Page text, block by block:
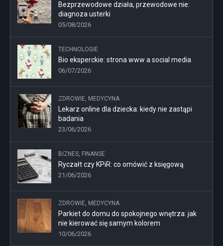
Bezprzewodowe działa, przewodowe nie:
diagnoza usterki
05/08/2026
TECHNOLOGIE
Bio eksperckie: strona www a social media
06/07/2026
ZDROWIE, MEDYCYNA
Lekarz online dla dziecka: kiedy nie zastąpi
badania
23/06/2026
BIZNES, FINANSE
Ryczałt czy KPiR: co omówić z księgową
21/06/2026
ZDROWIE, MEDYCYNA
Parkiet do domu do spokojnego wnętrza: jak
nie kierować się samym kolorem
10/06/2026